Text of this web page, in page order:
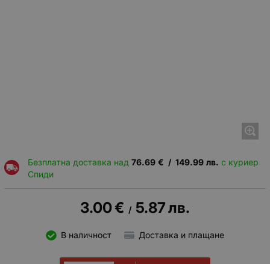
Безплатна доставка над 76.69 € / 149.99 лв. с куриер
Спиди
3.00€ / 5.87лв.
В наличност Доставка и плащане